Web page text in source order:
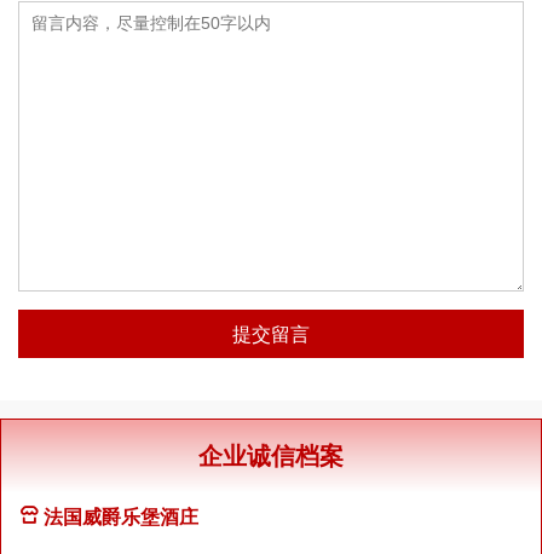
提交留言
企业诚信档案
法国威爵乐堡酒庄